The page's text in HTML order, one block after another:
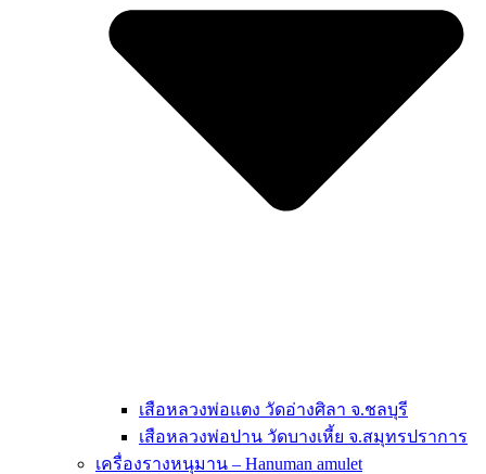
เสือหลวงพ่อแตง วัดอ่างศิลา จ.ชลบุรี
เสือหลวงพ่อปาน วัดบางเหี้ย จ.สมุทรปราการ
เครื่องรางหนุมาน – Hanuman amulet